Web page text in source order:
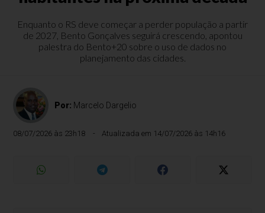
Enquanto o RS deve começar a perder população a partir
de 2027, Bento Gonçalves seguirá crescendo, apontou
palestra do Bento+20 sobre o uso de dados no
planejamento das cidades.
Por: Marcelo Dargelio
08/07/2026 às 23h18 Atualizada em 14/07/2026 às 14h16